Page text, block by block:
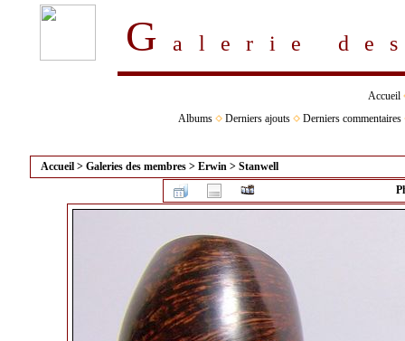
Galerie
Accueil
Albums
Derniers ajouts Derniers commentaires
Accueil > Galeries des membres > Erwin > Stanwell